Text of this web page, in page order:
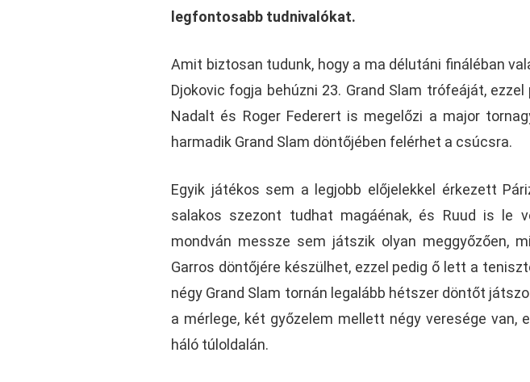
legfontosabb tudnivalókat.
Amit biztosan tudunk, hogy a ma délutáni fináléban
Djokovic fogja behúzni 23. Grand Slam trófeáját,
Nadalt és Roger Federert is megelőzi a major
harmadik Grand Slam döntőjében felérhet a csúcsra.
Egyik játékos sem a legjobb előjelekkel érkezett
salakos szezont tudhat magáénak, és Ruud is le
mondván messze sem játszik olyan meggyőzően,
Garros döntőjére készülhet, ezzel pedig ő lett a
négy Grand Slam tornán legalább hétszer döntőt
a mérlege, két győzelem mellett négy veresége van,
háló túloldalán.